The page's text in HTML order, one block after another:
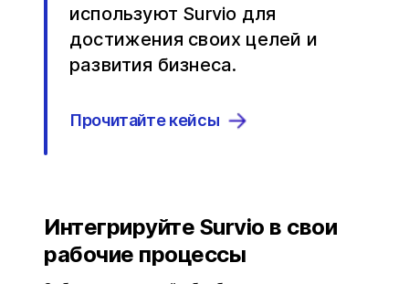
используют Survio для
достижения своих целей и
развития бизнеса.
Прочитайте кейсы
Интегрируйте Survio в свои
рабочие процессы